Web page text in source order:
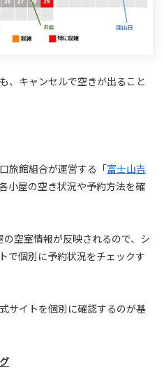
、キャンセルで空きが出ること
旅館組合が運営する「富士山吉
小屋の空き状況や予約方法を確
空室情報が反映されるので、シ
で個別に予約状況をチェックす
サイトを個別に確認するのが基